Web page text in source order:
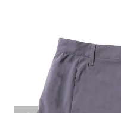
ブランドメニュー
カテゴリー